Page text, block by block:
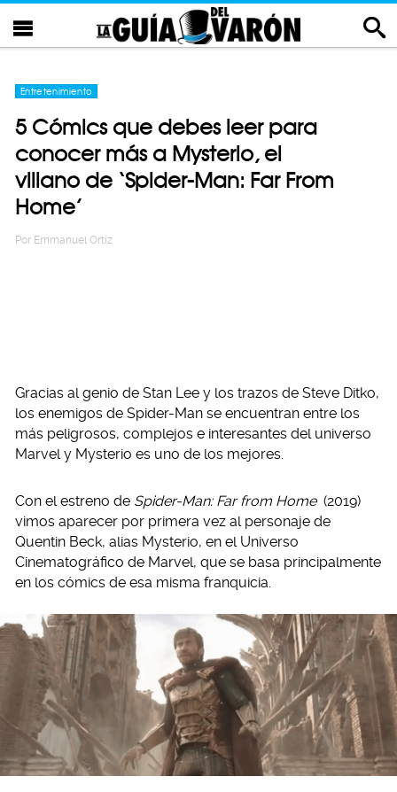
Entretenimiento
5 Cómics que debes leer para
conocer más a Mysterio, el
villano de ‘Spider-Man: Far From
Home’
Por Emmanuel Ortiz
Gracias al genio de Stan Lee y los trazos de Steve Ditko,
los enemigos de Spider-Man se encuentran entre los
más peligrosos, complejos e interesantes del universo
Marvel y Mysterio es uno de los mejores.
Con el estreno de Spider-Man: Far from Home (2019)
vimos aparecer por primera vez al personaje de
Quentin Beck, alias Mysterio, en el Universo
Cinematográfico de Marvel, que se basa principalmente
en los cómics de esa misma franquicia.